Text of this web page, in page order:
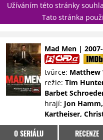
Užíváním této stránky
Tato stránka
NOVINKY
TÉMATA
RECENZE
EPIZODY
KULT
TRAILERY
GALERIE
DISKUZE
STATISTIKY
Mad Men |
tvůrce: Matthew
režie: Tim
Barbet
hrají: Jon
Kartheiser,
O SERIÁLU RECENZE